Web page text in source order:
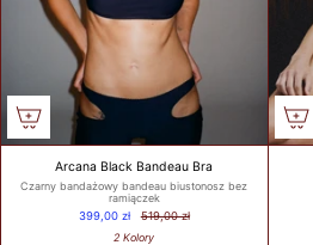
BUST SIZE /
ROZMIAR W
BIUŚCIE
Take a loose
the fullest part of
your bust. Dokonaj
pomiaru w
najszerszym miejscu
Arcana Black Bandeau Bra
Czarny bandażowy bandeau biustonosz bez
ramiączek
399,00 zł
519,00 zł
2 Kolory